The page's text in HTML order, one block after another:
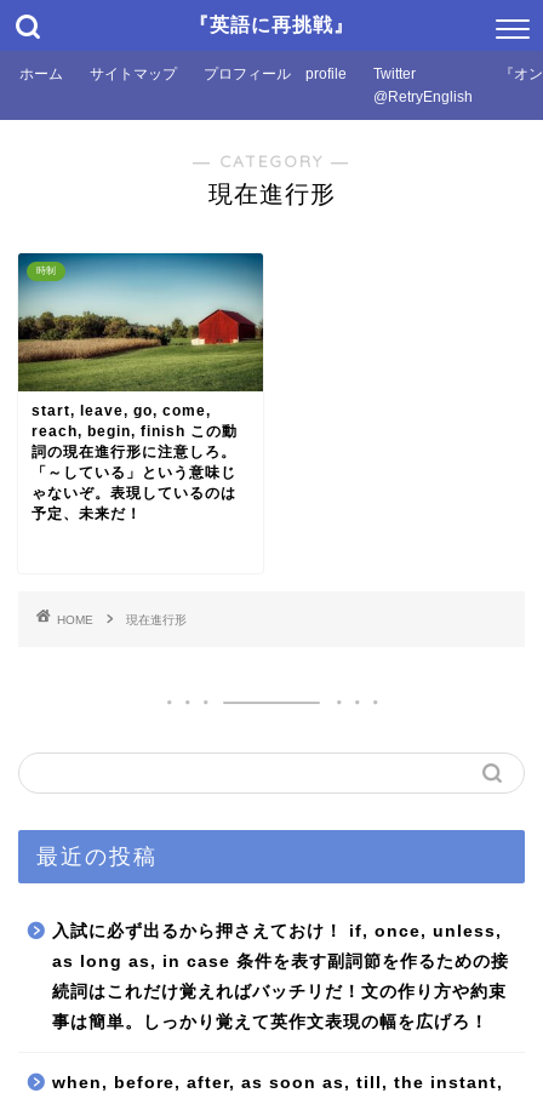
『英語に再挑戦』
ホーム サイトマップ プロフィール profile
Twitter
@RetryEnglish
『オ
― CATEGORY ―
現在進行形
時制
start, leave, go, come,
reach, begin, finish この動
詞の現在進行形に注意しろ。
「～している」という意味じ
ゃないぞ。表現しているのは
予定、未来だ！
HOME 現在進行形
最近の投稿
入試に必ず出るから押さえておけ！ if, once, unless,
as long as, in case 条件を表す副詞節を作るための接
続詞はこれだけ覚えればバッチリだ！文の作り方や約束
事は簡単。しっかり覚えて英作文表現の幅を広げろ！
when, before, after, as soon as, till, the instant,